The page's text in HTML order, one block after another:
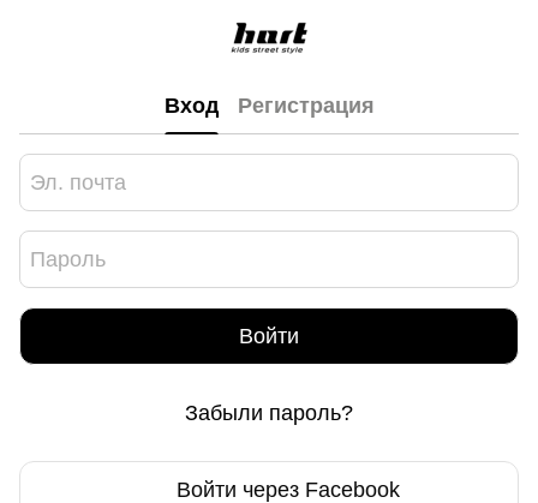
Вход Регистрация
Войти
Забыли пароль?
Войти через Facebook